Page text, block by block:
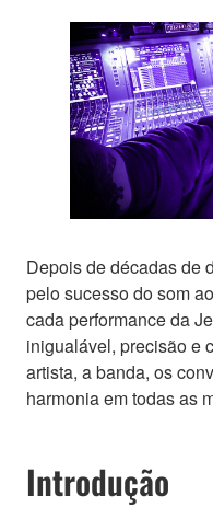
Depois de décadas de
pelo sucesso do som
cada performance da
inigualável, precisão e
artista, a banda, os
harmonia em todas as
Introdução